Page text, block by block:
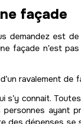
façade
demandez est
façade n’est
ravalement de
s’y connait.
ayant